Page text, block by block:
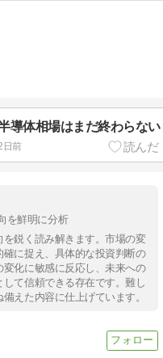
導体相場はまだ終わらない
日前
を鮮明に分析
鋭く読み解きます。市場の変
に捉え、具体的な投資判断の
化に敏感に反応し、未来への
て信頼できる存在です。難し
えた内容に仕上げています。